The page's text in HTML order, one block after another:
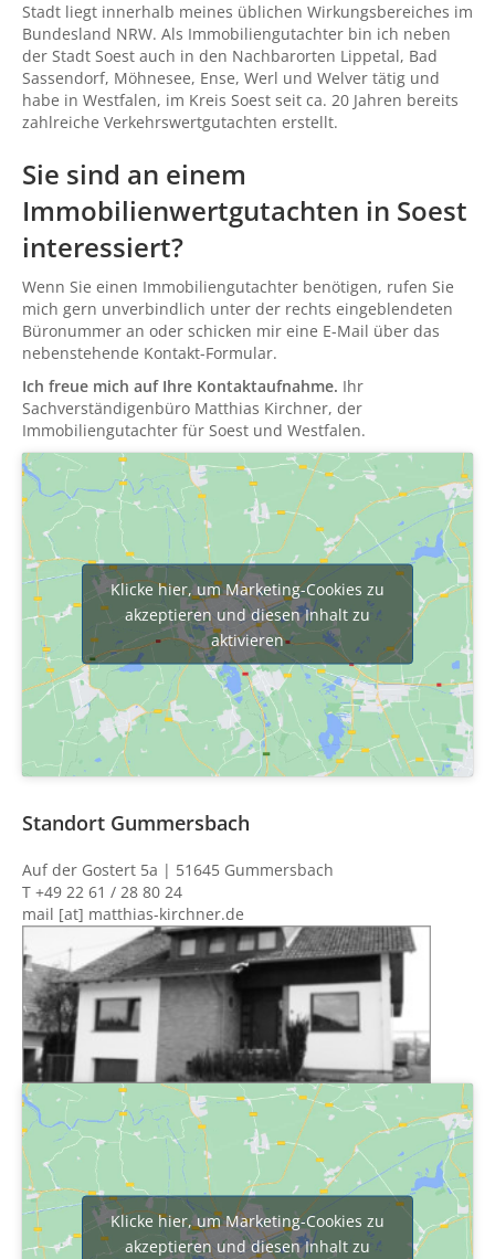
Stadt liegt innerhalb meines üblichen Wirkungsbereiches im
Bundesland NRW. Als Immobiliengutachter bin ich neben
der Stadt Soest auch in den Nachbarorten Lippetal, Bad
Sassendorf, Möhnesee, Ense, Werl und Welver tätig und
habe in Westfalen, im Kreis Soest seit ca. 20 Jahren bereits
zahlreiche Verkehrswertgutachten erstellt.
Sie sind an einem
Immobilienwertgutachten in Soest
interessiert?
Wenn Sie einen Immobiliengutachter benötigen, rufen Sie
mich gern unverbindlich unter der rechts eingeblendeten
Büronummer an oder schicken mir eine E-Mail über das
nebenstehende Kontakt-Formular.
Ich freue mich auf Ihre Kontaktaufnahme. Ihr
Sachverständigenbüro Matthias Kirchner, der
Immobiliengutachter für Soest und Westfalen.
Klicke hier, um Marketing-Cookies zu
akzeptieren und diesen Inhalt zu
aktivieren
Standort Gummersbach
Auf der Gostert 5a | 51645 Gummersbach
T +49 22 61 / 28 80 24
mail [at] matthias-kirchner.de
Klicke hier, um Marketing-Cookies zu
akzeptieren und diesen Inhalt zu